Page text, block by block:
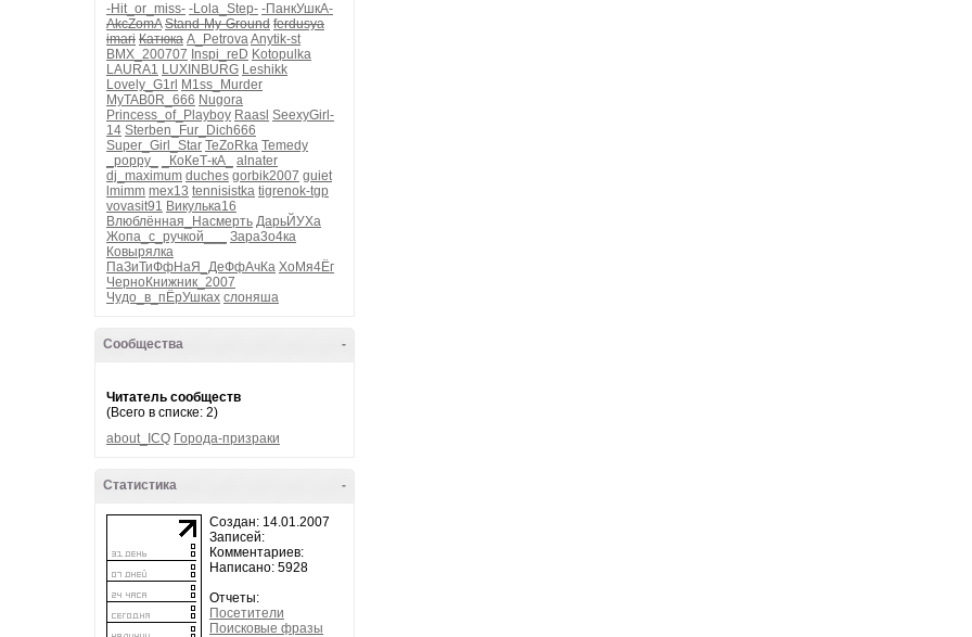
-Hit_or_miss- -Lola_Step- -ПанкУшкА-
AkcZomA Stand-My-Ground ferdusya
imari Катюка A_PetrovaAnytik-st
BMX_200707 Inspi_reD Kotopulka
LAURA1 LUXINBURG Leshikk
Lovely_G1rl M1ss_Murder
MyTAB0R_666 Nugora
Princess_of_Playboy Raasl SeexyGirl-
14 Sterben_Fur_Dich666
Super_Girl_Star TeZoRka Temedy
_poppy_
_КоКеТ-кА_
alnater
dj_maximum duches gorbik2007 guiet
lmimm mex13 tennisistka tigrenok-tgp
vovasit91 Викулька16
Влюблённая_Насмерть ДарьЙУХа
Жопа_с_ручкой___
Зара3о4ка
Ковырялка
ПаЗиТиФфНаЯ_ДеФфАчКа ХоМя4Ёг
ЧерноКнижник_2007
Чудо_в_пЁрУшках слоняша
-
Сообщества
Читатель сообществ
(Всего в списке: 2)
about_ICQ Города-призраки
-
Статистика
Создан: 14.01.2007
Записей:
Комментариев:
Написано: 5928
Отчеты:
Посетители
Поисковые фразы